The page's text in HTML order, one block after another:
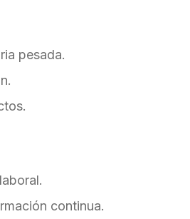
pesada.
continua.